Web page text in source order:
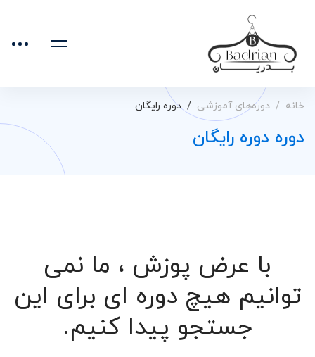
خانه دوره‌های آموزشی دوره رایگان
دوره دوره رایگان
با عرض پوزش ، ما نمی
توانیم هیچ دوره ای برای این
جستجو پیدا کنیم.